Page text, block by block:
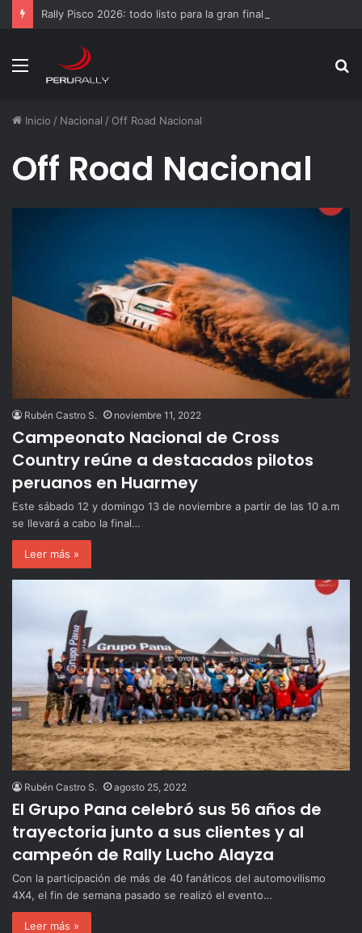
Rally Pisco 2026: todo listo para la gran final del RallyACP
Menú
Inicio / Nacional / Off Road Nacional
Off Road Nacional
Rubén Castro S. noviembre 11, 2022
Campeonato Nacional de Cross
Country reúne a destacados pilotos
peruanos en Huarmey
Este sábado 12 y domingo 13 de noviembre a partir de las 10 a.m
se llevará a cabo la final…
Leer más »
Rubén Castro S. agosto 25, 2022
El Grupo Pana celebró sus 56 años de
trayectoria junto a sus clientes y al
campeón de Rally Lucho Alayza
Con la participación de más de 40 fanáticos del automovilismo
4X4, el fin de semana pasado se realizó el evento…
Leer más »